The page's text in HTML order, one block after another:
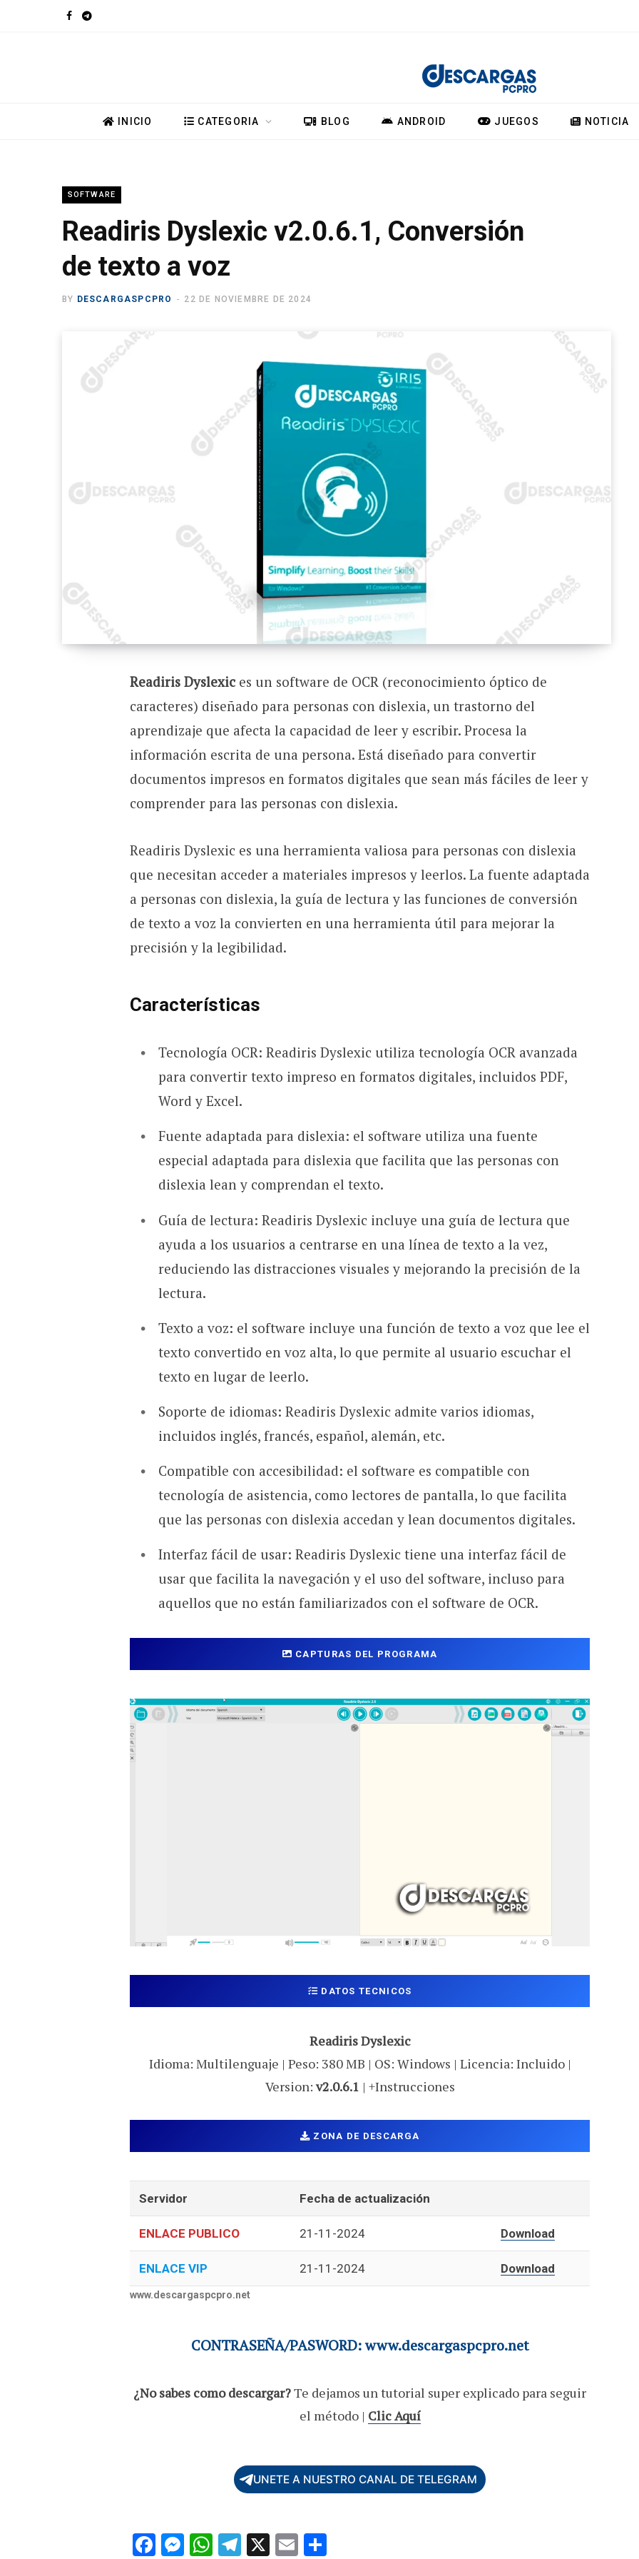
F
o
k
T
a
m
INICIO CATEGORIA BLOG ANDROID JUEGOS NOTICIA
SOFTWARE
Readiris Dyslexic v2.0.6.1, Conversión
de texto a voz
BY DESCARGASPCPRO 22 DE NOVIEMBRE DE 2024
Readiris Dyslexices un software de OCR (reconocimiento óptico de
caracteres) diseñado para personas con dislexia, un trastorno del
aprendizaje que afecta la capacidad de leer y escribir. Procesa la
información escrita de una persona. Está diseñado para convertir
documentos impresos en formatos digitales que sean más fáciles de leer y
comprender para las personas con dislexia.
Readiris Dyslexic es una herramienta valiosa para personas con dislexia
que necesitan acceder a materiales impresos y leerlos. La fuente adaptada
a personas con dislexia, la guía de lectura y las funciones de conversión
de texto a voz la convierten en una herramienta útil para mejorar la
precisión y la legibilidad.
Características
Tecnología OCR: Readiris Dyslexic utiliza tecnología OCR avanzada
para convertir texto impreso en formatos digitales, incluidos PDF,
Word y Excel.
Fuente adaptada para dislexia: el software utiliza una fuente
especial adaptada para dislexia que facilita que las personas con
dislexia lean y comprendan el texto.
Guía de lectura: Readiris Dyslexic incluye una guía de lectura que
ayuda a los usuarios a centrarse en una línea de texto a la vez,
reduciendo las distracciones visuales y mejorando la precisión de la
lectura.
Texto a voz: el software incluye una función de texto a voz que lee el
texto convertido en voz alta, lo que permite al usuario escuchar el
texto en lugar de leerlo.
Soporte de idiomas: Readiris Dyslexic admite varios idiomas,
incluidos inglés, francés, español, alemán, etc.
Compatible con accesibilidad: el software es compatible con
tecnología de asistencia, como lectores de pantalla, lo que facilita
que las personas con dislexia accedan y lean documentos digitales.
Interfaz fácil de usar: Readiris Dyslexic tiene una interfaz fácil de
usar que facilita la navegación y el uso del software, incluso para
aquellos que no están familiarizados con el software de OCR.
CAPTURAS DEL PROGRAMA
DATOS TECNICOS
Readiris Dyslexic
Idioma: Multilenguaje | Peso: 380 MB | OS: Windows | Licencia: Incluido |
Version:v2.0.6.1 | +Instrucciones
ZONA DE DESCARGA
Servidor Fecha de actualización
ENLACE PUBLICO 21-11-2024 Download
ENLACE VIP 21-11-2024 Download
www.descargaspcpro.net
CONTRASEÑA/PASWORD: www.descargaspcpro.net
¿No sabes como descargar?Te dejamos un tutorial super explicado para seguir
el método | Clic Aquí
UNETE A NUESTRO CANAL DE TELEGRAM
F M W T X E C